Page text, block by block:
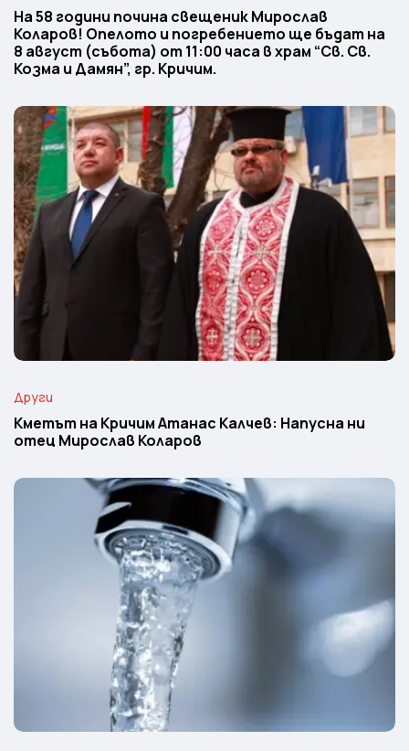
На 58 години почина свещеник Мирослав
Коларов! Опелото и погребението ще бъдат на
8 август (събота) от 11:00 часа в храм “Св. Св.
Козма и Дамян”, гр. Кричим.
Други
Кметът на Кричим Атанас Калчев: Напусна ни
отец Мирослав Коларов